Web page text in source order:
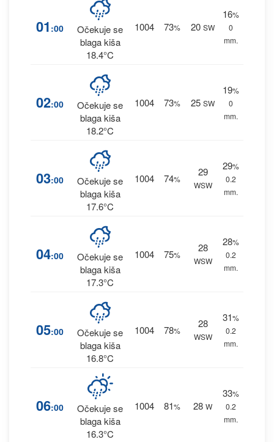
01 :00
Očekuje se
blaga kiša
18.4°C
1004 73% 20 SW
16%
0
mm.
02:00
Očekuje se
blaga kiša
18.2°C
1004 73% 25 SW
19%
0
mm.
03:00
Očekuje se
blaga kiša
17.6°C
1004 74%
29
WSW
29%
0.2
mm.
04:00
Očekuje se
blaga kiša
17.3°C
1004 75%
28
WSW
28%
0.2
mm.
05:00
Očekuje se
blaga kiša
16.8°C
1004 78%
28
WSW
31%
0.2
mm.
06:00
Očekuje se
blaga kiša
16.3°C
1004 81% 28 W
33%
0.2
mm.